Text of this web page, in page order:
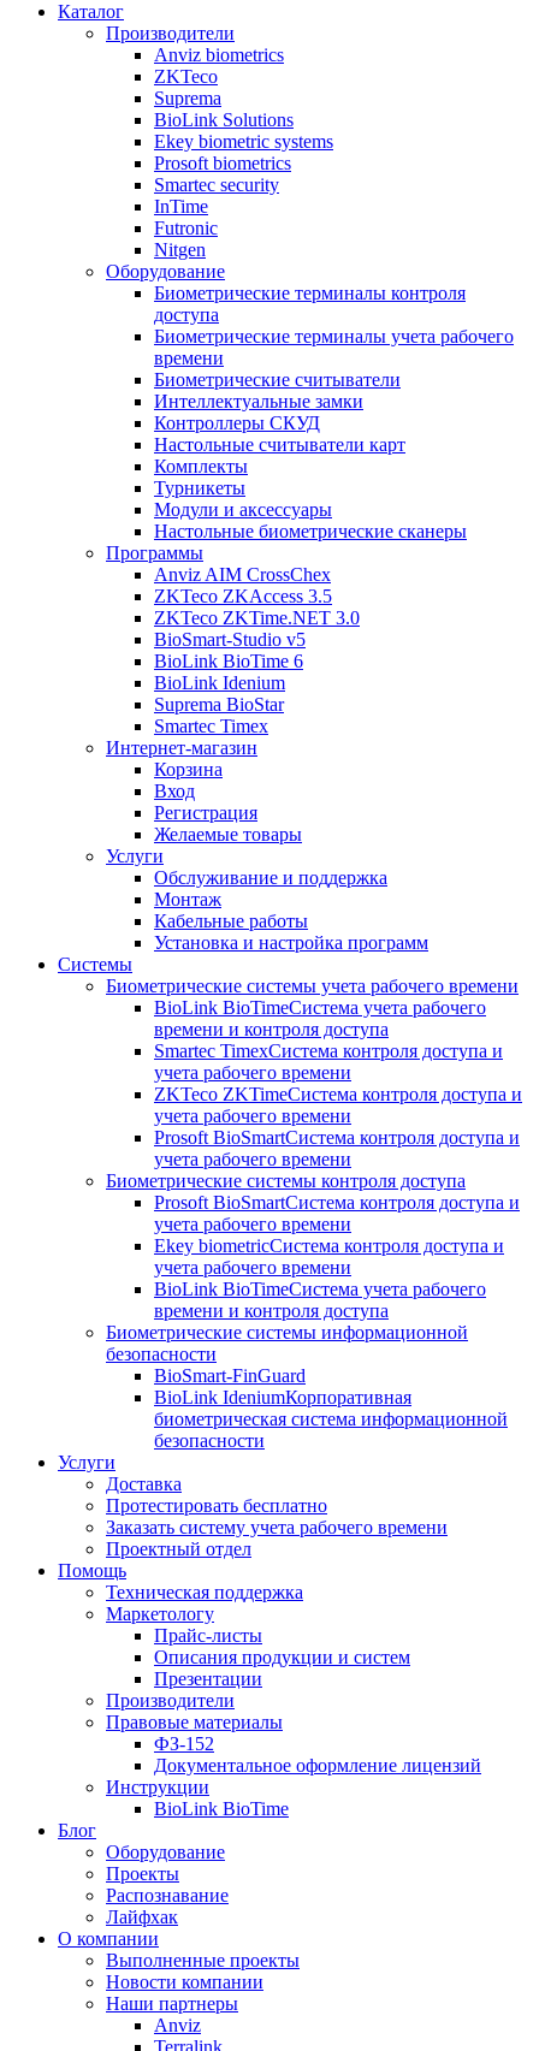
Каталог
Производители
Anviz biometrics
ZKTeco
Suprema
BioLink Solutions
Ekey biometric systems
Prosoft biometrics
Smartec security
InTime
Futronic
Nitgen
Оборудование
Биометрические терминалы контроля
доступа
Биометрические терминалы учета рабочего
времени
Биометрические считыватели
Интеллектуальные замки
Контроллеры СКУД
Настольные считыватели карт
Комплекты
Турникеты
Модули и аксессуары
Настольные биометрические сканеры
Программы
Anviz AIM CrossChex
ZKTeco ZKAccess 3.5
ZKTeco ZKTime.NET 3.0
BioSmart-Studio v5
BioLink BioTime 6
BioLink Idenium
Suprema BioStar
Smartec Timex
Интернет-магазин
Корзина
Вход
Регистрация
Желаемые товары
Услуги
Обслуживание и поддержка
Монтаж
Кабельные работы
Установка и настройка программ
Системы
Биометрические системы учета рабочего времени
BioLink BioTimeСистема учета рабочего
времени и контроля доступа
Smartec TimexСистема контроля доступа и
учета рабочего времени
ZKTeco ZKTimeСистема контроля доступа и
учета рабочего времени
Prosoft BioSmartСистема контроля доступа и
учета рабочего времени
Биометрические системы контроля доступа
Prosoft BioSmartСистема контроля доступа и
учета рабочего времени
Ekey biometricСистема контроля доступа и
учета рабочего времени
BioLink BioTimeСистема учета рабочего
времени и контроля доступа
Биометрические системы информационной
безопасности
BioSmart-FinGuard
BioLink IdeniumКорпоративная
биометрическая система информационной
безопасности
Услуги
Доставка
Протестировать бесплатно
Заказать систему учета рабочего времени
Проектный отдел
Помощь
Техническая поддержка
Маркетологу
Прайс-листы
Описания продукции и систем
Презентации
Производители
Правовые материалы
ФЗ-152
Документальное оформление лицензий
Инструкции
BioLink BioTime
Блог
Оборудование
Проекты
Распознавание
Лайфхак
О компании
Выполненные проекты
Новости компании
Наши партнеры
Anviz